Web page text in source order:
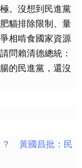
。沒想到民進黨
貓排除限制、量
相啃食國家資源
問賴清德總統：
的民進黨，還沒
？ 黃國昌批：民